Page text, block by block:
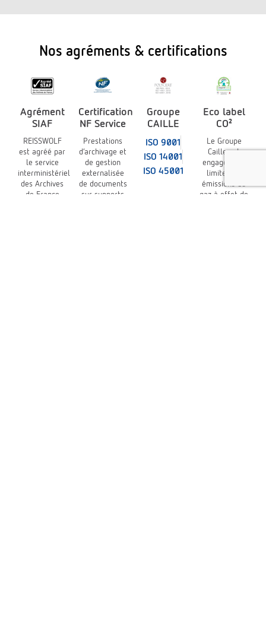
Nos agréments & certifications
Agrément
SIAF
REISSWOLF
est agréé par
le service
interministériel
des Archives
de France
Certification
NF Service
Prestations
d’archivage et
de gestion
externalisée
de documents
sur supports
Groupe
CAILLE
ISO 9001
ISO 14001
ISO 45001
Eco label
CO²
Le Groupe
Caille est
engagé pour
limiter les
émissions de
gaz à effet de